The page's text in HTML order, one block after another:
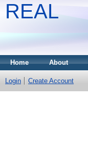
REAL
Home About
Login Create Account